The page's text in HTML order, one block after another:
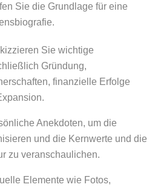
Sie die Grundlage für eine
Sie wichtige
Gründung,
finanzielle Erfolge
Anekdoten, um die
und die Kernwerte und die
zu veranschaulichen.
Elemente wie Fotos,